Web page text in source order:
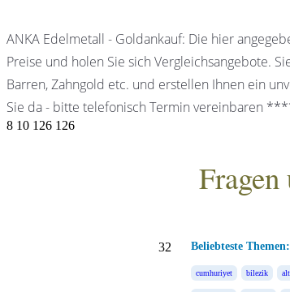
ANKA Edelmetall - Goldankauf: Die hier
Preise und holen Sie sich Vergleichsangebote.
Barren, Zahngold etc. und erstellen Ihnen ein
Sie da - bitte telefonisch Termin vereinbaren
8 10 126 126
Beliebteste Themen:
cumhuriyet bilezik
32